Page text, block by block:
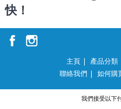
快！
主頁 | 產品分類
聯絡我們 | 如何購
我們接受以下